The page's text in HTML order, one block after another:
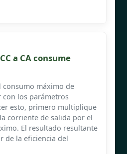
a CA consume
consumo máximo de
los parámetros
esto, primero multiplique
corriente de salida por el
El resultado resultante
de la eficiencia del